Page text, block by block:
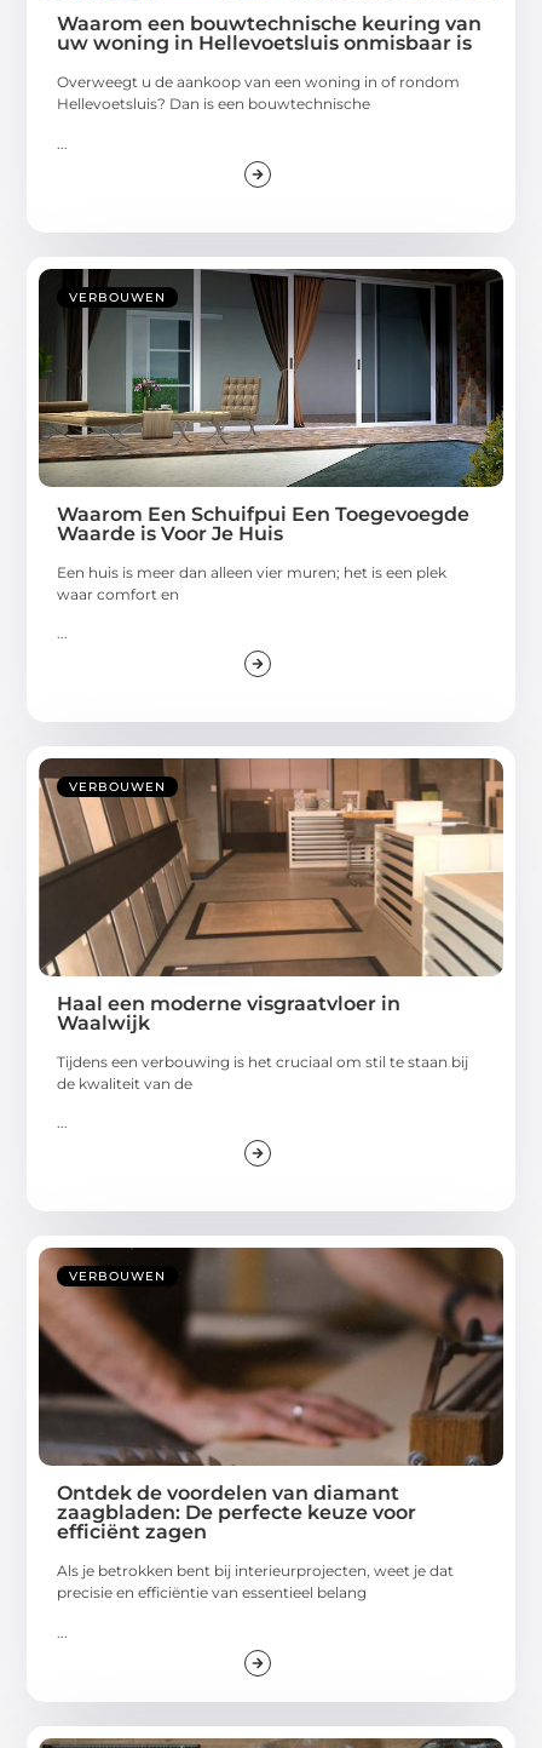
Waarom een bouwtechnische keuring van
uw woning in Hellevoetsluis onmisbaar is
Overweegt u de aankoop van een woning in of rondom
Hellevoetsluis? Dan is een bouwtechnische
VERBOUWEN
Waarom Een Schuifpui Een Toegevoegde
Waarde is Voor Je Huis
Een huis is meer dan alleen vier muren; het is een plek
waar comfort en
...
VERBOUWEN
Haal een moderne visgraatvloer in
Waalwijk
Tijdens een verbouwing is het cruciaal om stil te staan bij
de kwaliteit van de
...
VERBOUWEN
Ontdek de voordelen van diamant
zaagbladen: De perfecte keuze voor
efficiënt zagen
Als je betrokken bent bij interieurprojecten, weet je dat
precisie en efficiëntie van essentieel belang